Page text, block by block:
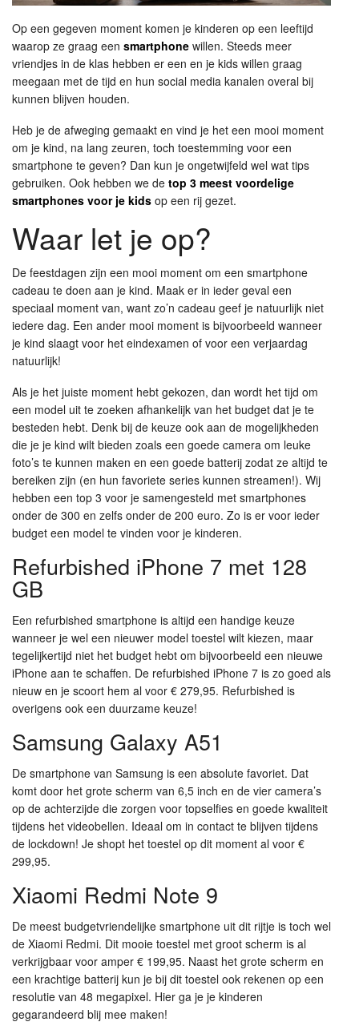
Op een gegeven moment komen je kinderen op een leeftijd
waarop ze graag een smartphone willen. Steeds meer
vriendjes in de klas hebben er een en je kids willen graag
meegaan met de tijd en hun social media kanalen overal bij
kunnen blijven houden.
Heb je de afweging gemaakt en vind je het een mooi moment
om je kind, na lang zeuren, toch toestemming voor een
smartphone te geven? Dan kun je ongetwijfeld wel wat tips
gebruiken. Ook hebben we de top 3 meest voordelige
smartphones voor je kids op een rij gezet.
Waar let je op?
De feestdagen zijn een mooi moment om een smartphone
cadeau te doen aan je kind. Maak er in ieder geval een
speciaal moment van, want zo’n cadeau geef je natuurlijk niet
iedere dag. Een ander mooi moment is bijvoorbeeld wanneer
je kind slaagt voor het eindexamen of voor een verjaardag
natuurlijk!
Als je het juiste moment hebt gekozen, dan wordt het tijd om
een model uit te zoeken afhankelijk van het budget dat je te
besteden hebt. Denk bij de keuze ook aan de mogelijkheden
die je je kind wilt bieden zoals een goede camera om leuke
foto’s te kunnen maken en een goede batterij zodat ze altijd te
bereiken zijn (en hun favoriete series kunnen streamen!). Wij
hebben een top 3 voor je samengesteld met smartphones
onder de 300 en zelfs onder de 200 euro. Zo is er voor ieder
budget een model te vinden voor je kinderen.
Refurbished iPhone 7 met 128
GB
Een refurbished smartphone is altijd een handige keuze
wanneer je wel een nieuwer model toestel wilt kiezen, maar
tegelijkertijd niet het budget hebt om bijvoorbeeld een nieuwe
iPhone aan te schaffen. De refurbished iPhone 7 is zo goed als
nieuw en je scoort hem al voor € 279,95. Refurbished is
overigens ook een duurzame keuze!
Samsung Galaxy A51
De smartphone van Samsung is een absolute favoriet. Dat
komt door het grote scherm van 6,5 inch en de vier camera’s
op de achterzijde die zorgen voor topselfies en goede kwaliteit
tijdens het videobellen. Ideaal om in contact te blijven tijdens
de lockdown! Je shopt het toestel op dit moment al voor €
299,95.
Xiaomi Redmi Note 9
De meest budgetvriendelijke smartphone uit dit rijtje is toch wel
de Xiaomi Redmi. Dit mooie toestel met groot scherm is al
verkrijgbaar voor amper € 199,95. Naast het grote scherm en
een krachtige batterij kun je bij dit toestel ook rekenen op een
resolutie van 48 megapixel. Hier ga je je kinderen
gegarandeerd blij mee maken!